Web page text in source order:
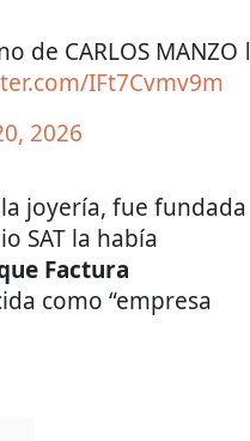
de CARLOS MANZO ǀ
IFt7Cvmv9m
2026
joyería, fue fundada
SAT la había
Factura
como “empresa